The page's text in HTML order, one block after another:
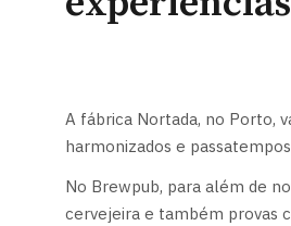
A fábrica Nortada, no Porto,
harmonizados e
No Brewpub, para além de
cervejeira e também provas